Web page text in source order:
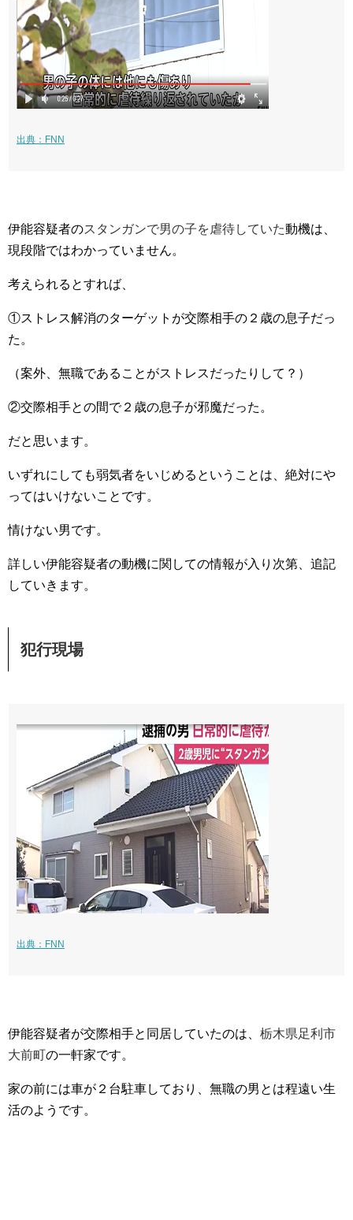
出典：FNN
伊能容疑者のスタンガンで男の子を虐待していた動機は、
現段階ではわかっていません。
考えられるとすれば、
①ストレス解消のターゲットが交際相手の２歳の息子だっ
た。
（案外、無職であることがストレスだったりして？）
②交際相手との間で２歳の息子が邪魔だった。
だと思います。
いずれにしても弱気者をいじめるということは、絶対にや
ってはいけないことです。
情けない男です。
詳しい伊能容疑者の動機に関しての情報が入り次第、追記
していきます。
犯行現場
出典：FNN
伊能容疑者が交際相手と同居していたのは、 栃木県足利市
大前町の一軒家です。
家の前には車が２台駐車しており、無職の男とは程遠い生
活のようです。